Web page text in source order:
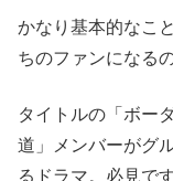
かなり基本的なこ
ちのファンになる
タイトルの「ボー
道」メンバーがグ
るドラマ。必見です